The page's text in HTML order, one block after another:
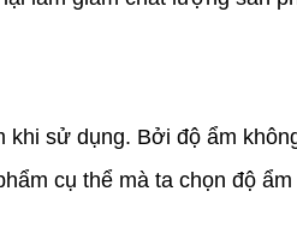
sử dụng. Bởi độ ẩm
cụ thể mà ta chọn độ